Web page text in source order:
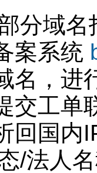
分域
案系统
名，进
交工单
回国内
/法人